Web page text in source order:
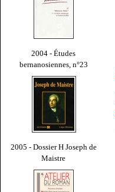
2004 - Études
bernanosiennes, n°23
2005 - Dossier H Joseph de
Maistre